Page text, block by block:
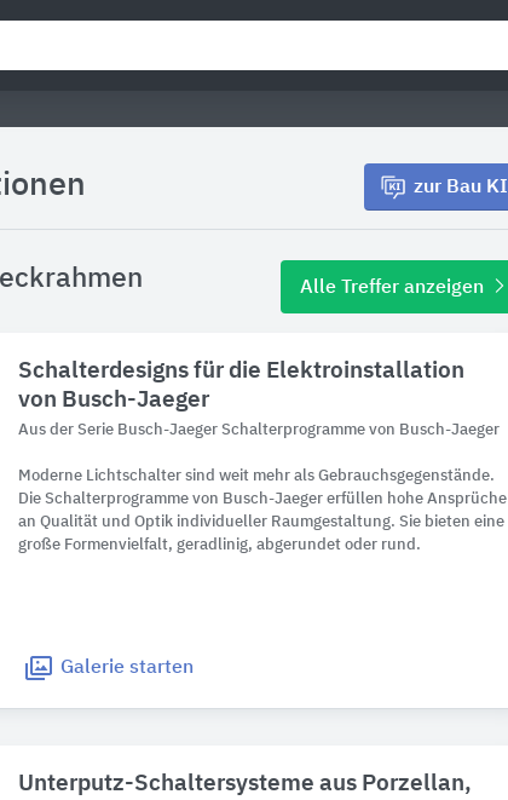
zur Bau KI
Alle Treffer anzeigen
Schalterdesigns für die Elektroinstallation
von Busch-Jaeger
Aus der Serie Busch-Jaeger Schalterprogramme von Busch-Jaeger
Moderne Lichtschalter sind weit mehr als Gebrauchsgegenstände.
Die Schalterprogramme von Busch-Jaeger erfüllen hohe Ansprüche
an Qualität und Optik individueller Raumgestaltung. Sie bieten eine
große Formenvielfalt, geradlinig, abgerundet oder rund.
Galerie starten
Unterputz-Schaltersysteme aus Porzellan,